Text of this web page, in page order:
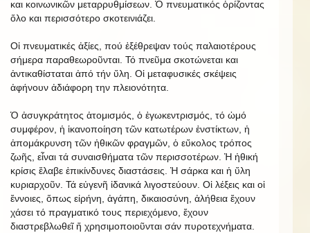
και κοινωνικῶν μεταρρυθμίσεων. Ὁ πνευματικός ὁρίζοντας
ὅλο και περισσότερο σκοτεινιάζει.
Οἱ πνευματικές ἀξίες, πού ἐξέθρεψαν τούς παλαιοτέρους
σήμερα παραθεωροῦνται. Τό πνεῦμα σκοτώνεται και
ἀντικαθίσταται ἀπό τήν ὕλη. Οἱ μεταφυσικές σκέψεις
ἀφήνουν ἀδιάφορη την πλειονότητα.
Ὁ ἀσυγκράτητος ἀτομισμός, ὁ ἐγωκεντρισμός, τό ὠμό
συμφέρον, ἡ ἱκανοποίηση τῶν κατωτέρων ἐνστίκτων, ἡ
ἀπομάκρυνση τῶν ἠθικῶν φραγμῶν, ὁ εὔκολος τρόπος
ζωῆς, εἶναι τά συναισθήματα τῶν περισσοτέρων. Ἡ ἠθική
κρίσις ἔλαβε ἐπικίνδυνες διαστάσεις. Ἡ σάρκα και ἡ ὕλη
κυριαρχοῦν. Τά εὐγενῆ ἰδανικά λιγοστεύουν. Οἱ λέξεις και οἱ
ἔννοιες, ὅπως εἰρήνη, ἀγάπη, δικαιοσύνη, ἀλήθεια ἔχουν
χάσει τό πραγματικό τους περιεχόμενο, ἔχουν
διαστρεβλωθεῖ ἤ χρησιμοποιοῦνται σάν πυροτεχνήματα.